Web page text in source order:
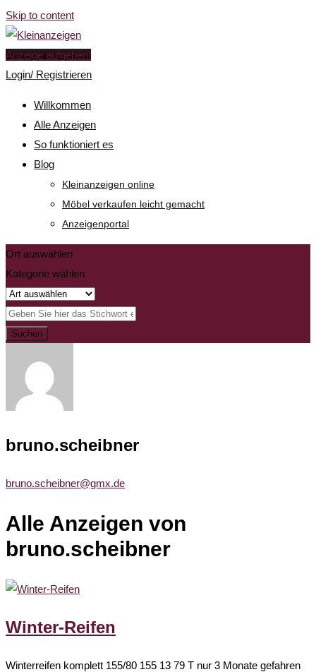
Skip to content
Anzeige aufgeben!
Login/ Registrieren
Willkommen
Alle Anzeigen
So funktioniert es
Blog
Kleinanzeigen online
Möbel verkaufen leicht gemacht
Anzeigenportal
Ort auswählen
Kategorie wählen
Suchen
bruno.scheibner
bruno.scheibner@gmx.de
Alle Anzeigen von
bruno.scheibner
Winter-Reifen
Winterreifen komplett 155/80 155 13 79 T nur 3 Monate gefahren